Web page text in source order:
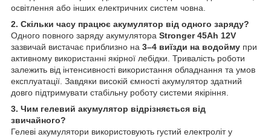
освітлення або інших електричних систем човна.
2. Скільки часу працює акумулятор від одного заряду?
Одного повного заряду акумулятора Stronger 45Ah 12V
зазвичай вистачає приблизно на 3–4 виїзди на водойму при
активному використанні якірної лебідки. Тривалість роботи
залежить від інтенсивності використання обладнання та умов
експлуатації. Завдяки високій ємності акумулятор здатний
довго підтримувати стабільну роботу системи якіріння.
3. Чим гелевий акумулятор відрізняється від
звичайного?
Гелеві акумулятори використовують густий електроліт у